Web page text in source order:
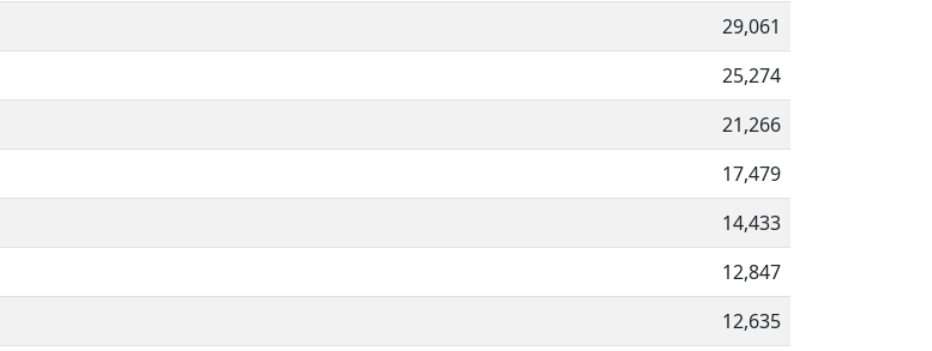
29,061
25,274
21,266
17,479
14,433
12,847
12,635